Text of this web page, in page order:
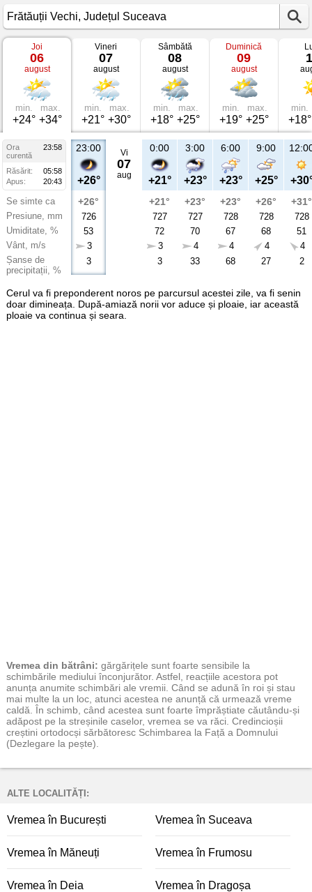
Vremea
Frătăuții
Vechi
Județul
Suceava
Joi
06
august
min.
+24°
max.
+34°
Vineri
07
august
min.
+21°
max.
+30°
Sâmbătă
08
august
min.
+18°
max.
+25°
Duminică
09
august
min.
+19°
max.
+25°
min.
+18°
Ora
23:58
curentă
Răsărit:
05:58
Apus:
20:43
Se simte ca
Presiune, mm
Umiditate, %
Vânt, m/s
Șanse de
precipitații, %
23:00
+26°
+26°
726
53
3
3
Vi
07
aug
0:00
+21°
+21°
727
72
3
3
3:00
+23°
+23°
727
70
4
33
6:00
+23°
+23°
728
67
4
68
9:00
+25°
+26°
728
68
4
27
+31°
728
51
4
2
Cerul va fi preponderent noros pe parcursul acestei zile, va fi senin
doar dimineața. După-amiază norii vor aduce și ploaie, iar această
ploaie va continua și seara.
Vremea din bătrâni: gărgărițele sunt foarte sensibile la
schimbările mediului înconjurător. Astfel, reacțiile acestora pot
anunța anumite schimbări ale vremii. Când se adună în roi și stau
mai multe la un loc, atunci acestea ne anunță că urmează vreme
caldă. În schimb, când acestea sunt foarte împrăștiate căutându-și
adăpost pe la streșinile caselor, vremea se va răci. Credincioșii
creștini ortodocși sărbătoresc Schimbarea la Față a Domnului
(Dezlegare la pește).
ALTE LOCALITĂȚI:
Vremea în București Vremea în Suceava
Vremea în Măneuți Vremea în Frumosu
Vremea în Deia Vremea în Dragoșa